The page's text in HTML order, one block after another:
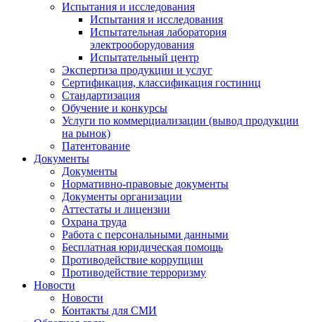
Испытания и исследования
Испытания и исследования
Испытательная лаборатория
электрооборудования
Испытательный центр
Экспертиза продукции и услуг
Сертификация, классификация гостиниц
Стандартизация
Обучение и конкурсы
Услуги по коммерциализации (вывод продукции
на рынок)
Патентование
Документы
Документы
Нормативно-правовые документы
Документы организации
Аттестаты и лицензии
Охрана труда
Работа с персональными данными
Бесплатная юридическая помощь
Противодействие коррупции
Противодействие терроризму
Новости
Новости
Контакты для СМИ